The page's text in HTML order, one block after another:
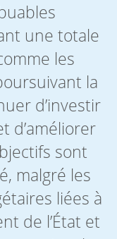
une totale
les
la
d’investir
d’améliorer
sont
malgré les
liées à
de l’État et